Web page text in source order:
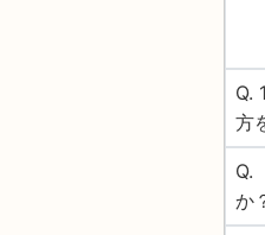
Q.
方
Q.
か